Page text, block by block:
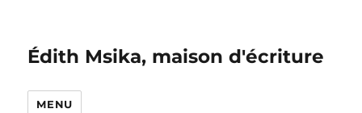
Édith Msika, maison d'écriture
MENU